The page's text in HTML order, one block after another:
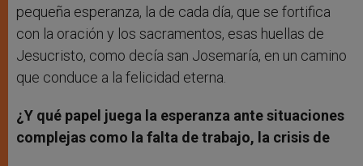
pequeña esperanza, la de cada día, que se fortifica
con la oración y los sacramentos, esas huellas de
Jesucristo, como decía san Josemaría, en un camino
que conduce a la felicidad eterna.
¿Y qué papel juega la esperanza ante situaciones
complejas como la falta de trabajo, la crisis de